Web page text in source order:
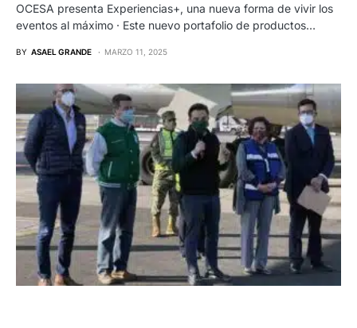
OCESA presenta Experiencias+, una nueva forma de vivir los
eventos al máximo · Este nuevo portafolio de productos…
BY ASAEL GRANDE MARZO 11, 2025